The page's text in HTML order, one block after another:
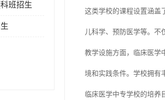
班招生
这类学校的课程设置涵盖
儿科学、预防医学等。不
教学设施方面，临床医学
境和实践条件。学校拥有
临床医学中专学校的培